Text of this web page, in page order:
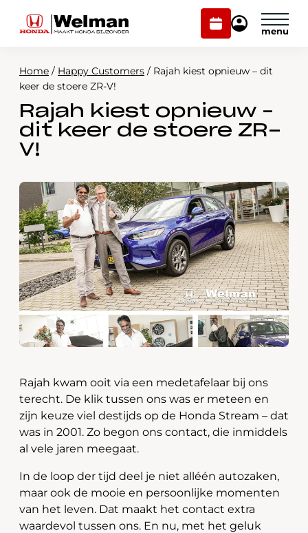
Plan
onderhoud
Mijn
Modellen
Voorraad
Onderhoud en service
Over ons
Webshop
Contact
Plan onderhoud
Home / Happy Customers / Rajah kiest opnieuw – dit
keer de stoere ZR-V!
Rajah kiest opnieuw –
dit keer de stoere ZR-
V!
Rajah kwam ooit via een medetafelaar bij ons
terecht. De klik tussen ons was er meteen en
zijn keuze viel destijds op de Honda Stream – dat
was in 2001. Zo begon ons contact, die inmiddels
al vele jaren meegaat.
In de loop der tijd deel je niet alléén autozaken,
maar ook de mooie en persoonlijke momenten
van het leven. Dat maakt het contact extra
waardevol tussen ons. En nu, met het geluk